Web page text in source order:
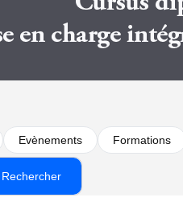
Evènements Formations
Rechercher